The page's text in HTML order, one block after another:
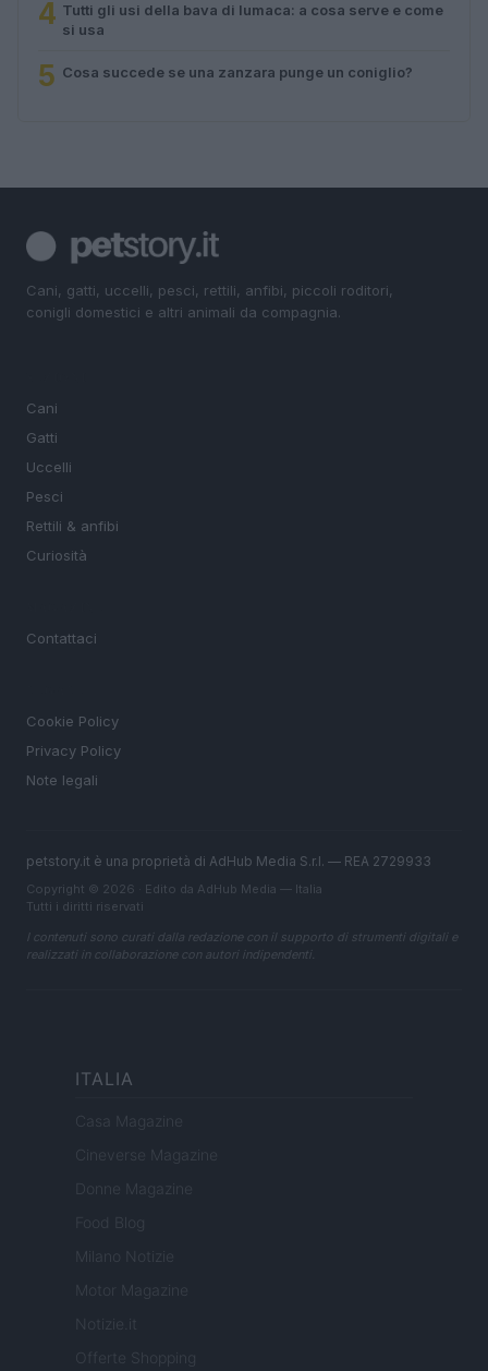
4 Tutti gli usi della bava di lumaca: a cosa serve e come
si usa
5 Cosa succede se una zanzara punge un coniglio?
Cani, gatti, uccelli, pesci, rettili, anfibi, piccoli roditori,
conigli domestici e altri animali da compagnia.
Cani
Gatti
Uccelli
Pesci
Rettili & anfibi
Curiosità
Contattaci
Cookie Policy
Privacy Policy
Note legali
petstory.it è una proprietà di AdHub Media S.r.l. — REA 2729933
Copyright © 2026 · Edito da AdHub Media — Italia
Tutti i diritti riservati
I contenuti sono curati dalla redazione con il supporto di strumenti digitali e
realizzati in collaborazione con autori indipendenti.
ITALIA
Casa Magazine
Cineverse Magazine
Donne Magazine
Food Blog
Milano Notizie
Motor Magazine
Notizie.it
Offerte Shopping